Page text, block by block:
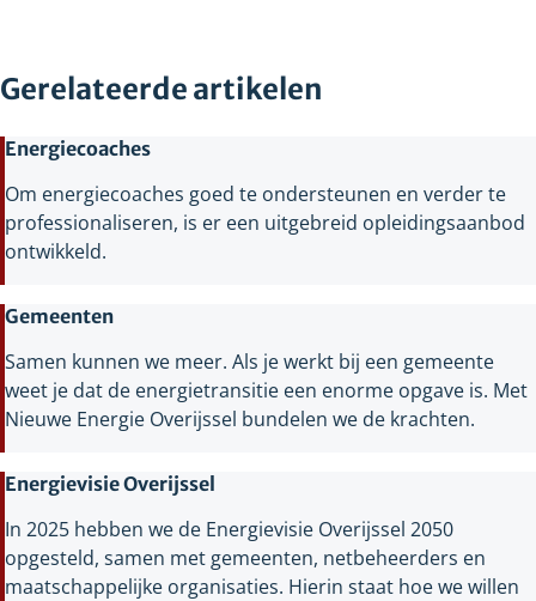
Gerelateerde artikelen
Energiecoaches
Om energiecoaches goed te ondersteunen en verder te
professionaliseren, is er een uitgebreid opleidingsaanbod
ontwikkeld.
Gemeenten
Samen kunnen we meer. Als je werkt bij een gemeente
weet je dat de energietransitie een enorme opgave is. Met
Nieuwe Energie Overijssel bundelen we de krachten.
Energievisie Overijssel
In 2025 hebben we de Energievisie Overijssel 2050
opgesteld, samen met gemeenten, netbeheerders en
maatschappelijke organisaties. Hierin staat hoe we willen